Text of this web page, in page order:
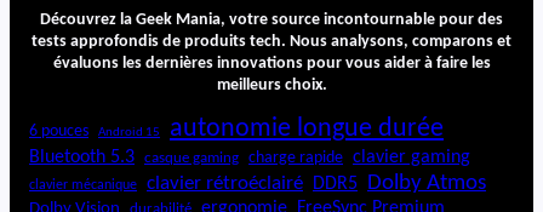
:
L
e
u
ff
l
Découvrez la Geek Mania, votre source incontournable pour des
tests approfondis de produits tech. Nous analysons, comparons et
évaluons les dernières innovations pour vous aider à faire les
meilleurs choix.
6 pouces Android 15 autonomie longue durée
Bluetooth 5.3 casque gaming charge rapide clavier gaming
clavier mécanique clavier rétroéclairé DDR5 Dolby Atmos
durabilité ergonomie
FreeSync Premium